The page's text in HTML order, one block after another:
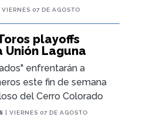
VIERNES 07 DE AGOSTO
playoffs
Unión Laguna
enfrentarán a
este fin de semana
del Cerro Colorado
| VIERNES 07 DE AGOSTO